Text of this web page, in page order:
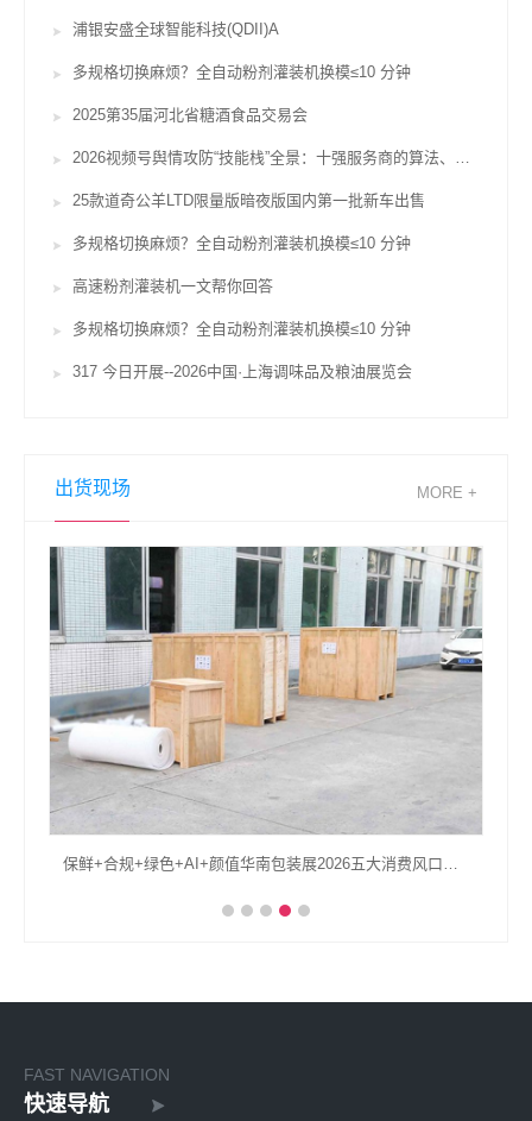
浦银安盛全球智能科技(QDII)A
多规格切换麻烦？全自动粉剂灌装机换模≤10 分钟
2025第35届河北省糖酒食品交易会
25款道奇公羊LTD限量版暗夜版国内第一批新车出售
多规格切换麻烦？全自动粉剂灌装机换模≤10 分钟
高速粉剂灌装机一文帮你回答
多规格切换麻烦？全自动粉剂灌装机换模≤10 分钟
317 今日开展--2026中国·上海调味品及粮油展览会
出货现场 MORE +
保鲜+合规+绿色+AI+颜值华南包装展2026五大消费风口包装升级全复盘
FAST NAVIGATION
快速导航